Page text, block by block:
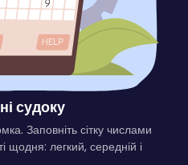
судоку
Заповніть сітку числами
щодня: легкий, середній і